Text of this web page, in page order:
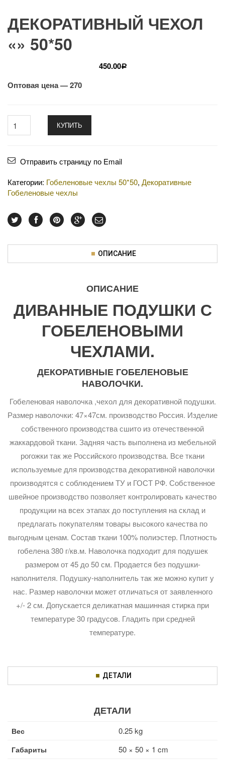
ДЕКОРАТИВНЫЙ ЧЕХОЛ
«» 50*50
450.00Р
Оптовая цена — 270
КУПИТЬ
Отправить страницу по Email
Категории: Гобеленовые чехлы 50*50, Декоративные
Гобеленовые чехлы
ОПИСАНИЕ
ОПИСАНИЕ
ДИВАННЫЕ ПОДУШКИ С
ГОБЕЛЕНОВЫМИ
ЧЕХЛАМИ.
ДЕКОРАТИВНЫЕ ГОБЕЛЕНОВЫЕ
НАВОЛОЧКИ.
Гобеленовая наволочка ,чехол для декоративной подушки.
Размер наволочки: 47×47см. производство Россия. Изделие
собственного производства сшито из отечественной
жаккардовой ткани. Задняя часть выполнена из мебельной
рогожки так же Российского производства. Все ткани
используемые для производства декоративной наволочки
производятся с соблюдением ТУ и ГОСТ РФ. Собственное
швейное производство позволяет контролировать качество
продукции на всех этапах до поступления на склад и
предлагать покупателям товары высокого качества по
выгодным ценам. Состав ткани 100% полиэстер. Плотность
гобелена 380 г/кв.м. Наволочка подходит для подушек
размером от 45 до 50 см. Продается без подушки-
наполнителя. Подушку-наполнитель так же можно купит у
нас. Размер наволочки может отличаться от заявленного
+/- 2 см. Допускается деликатная машинная стирка при
температуре 30 градусов. Гладить при средней
температуре.
ДЕТАЛИ
ДЕТАЛИ
Вес 0.25 kg
Габариты 50 × 50 × 1 cm